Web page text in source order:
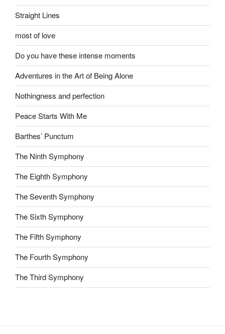
Straight Lines
most of love
Do you have these intense moments
Adventures in the Art of Being Alone
Nothingness and perfection
Peace Starts With Me
Barthes’ Punctum
The Ninth Symphony
The Eighth Symphony
The Seventh Symphony
The Sixth Symphony
The Fifth Symphony
The Fourth Symphony
The Third Symphony